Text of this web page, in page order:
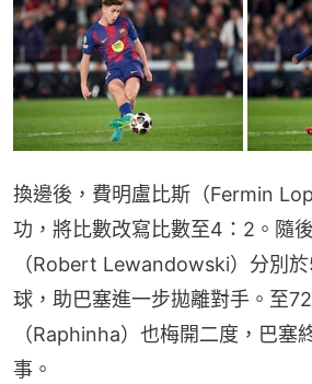
換邊後，費明盧比斯（Fermin
功，將比數改寫比數至4：2。隨
（Robert Lewandowski）分別
球，助巴塞進一步拋離對手。至
（Raphinha）也梅開二度，巴塞
事。